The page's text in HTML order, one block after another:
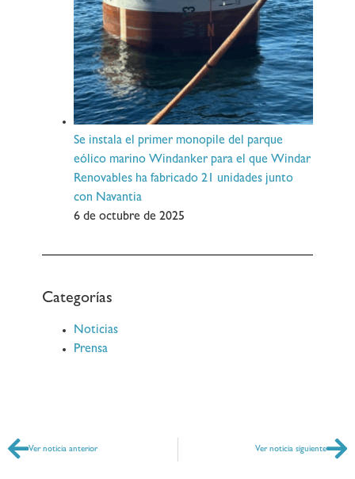
Se instala el primer monopile del parque
eólico marino Windanker para el que Windar
Renovables ha fabricado 21 unidades junto
con Navantia
6 de octubre de 2025
Categorías
Noticias
Prensa
Ver noticia anterior Ver noticia siguiente